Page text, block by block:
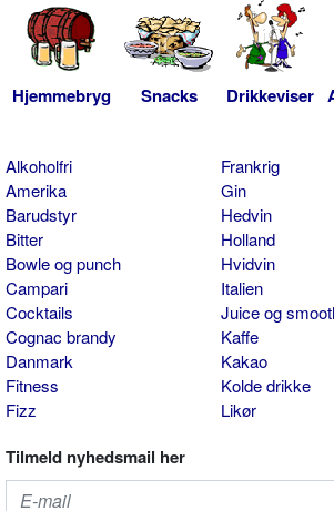
Hjemmebryg Snacks Drikkeviser
Alkoholfri
Amerika
Barudstyr
Bitter
Bowle og punch
Campari
Cocktails
Cognac brandy
Danmark
Fitness
Fizz
Frankrig
Gin
Hedvin
Holland
Hvidvin
Italien
Juice og
Kaffe
Kakao
Kolde drikke
Likør
Tilmeld nyhedsmail her